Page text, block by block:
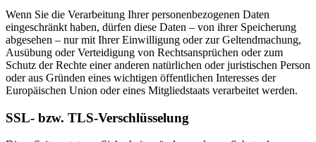
Wenn Sie die Verarbeitung Ihrer personenbezogenen Daten
eingeschränkt haben, dürfen diese Daten – von ihrer Speicherung
abgesehen – nur mit Ihrer Einwilligung oder zur Geltendmachung,
Ausübung oder Verteidigung von Rechtsansprüchen oder zum
Schutz der Rechte einer anderen natürlichen oder juristischen Person
oder aus Gründen eines wichtigen öffentlichen Interesses der
Europäischen Union oder eines Mitgliedstaats verarbeitet werden.
SSL- bzw. TLS-Verschlüsselung